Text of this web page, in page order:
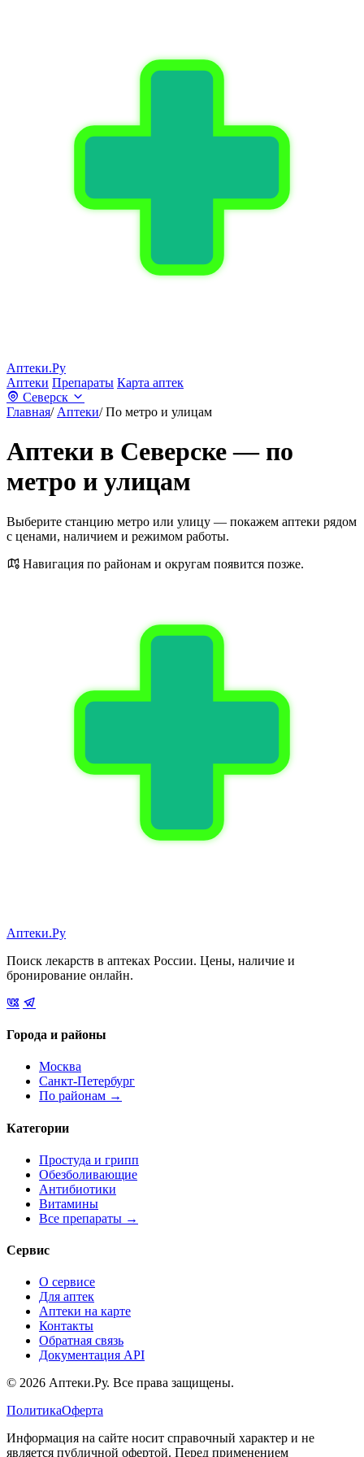
Аптеки.Ру
Аптеки Препараты Карта аптек
Северск
Главная/ Аптеки/ По метро и улицам
Аптеки в Северске — по
метро и улицам
Выберите станцию метро или улицу — покажем аптеки рядом
с ценами, наличием и режимом работы.
Навигация по районам и округам появится позже.
Аптеки.Ру
Поиск лекарств в аптеках России. Цены, наличие и
бронирование онлайн.
Города и районы
Москва
Санкт-Петербург
По районам →
Категории
Простуда и грипп
Обезболивающие
Антибиотики
Витамины
Все препараты →
Сервис
О сервисе
Для аптек
Аптеки на карте
Контакты
Обратная связь
Документация API
© 2026 Аптеки.Ру. Все права защищены.
ПолитикаОферта
Информация на сайте носит справочный характер и не
является публичной офертой. Перед применением